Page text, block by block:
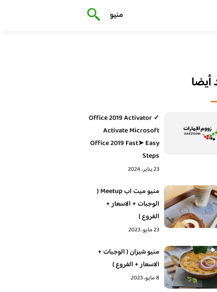
منيو
Office 2019 Activator ✓
Activate Microsoft
Office 2019 Fast➤ Easy
Steps
23 يناير، 2024
منيو ميت اب Meetup (
الوجبات + الاسعار +
الفروع )
23 مايو، 2023
منيو شيزان ( الوجبات +
الاسعار + الفروع )
8 مايو، 2023